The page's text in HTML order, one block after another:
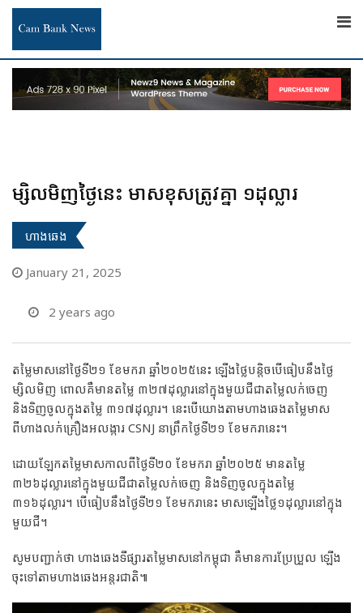
Skip
content
ម្សិលមិញថ្ងៃនេះ មាសខុសត្រូវគ្នា ១ដុល្លារ
ហាងឆេង
January 21, 2025
2 years ago
តម្លៃមាសនៅថ្ងៃទី២១ ខែមករា ឆ្នាំ២០២៥នេះ ឡើងថ្លៃបន្ដិចបើធៀបនឹងថ្ងៃ
ម្សិលមិញ ពោលគឺមានតម្លៃ ៣២៧ដុល្លារនៅក្នុងមួយជីជាតម្លៃលក់ចេញ
និងទិញចូលក្នុងតម្លៃ ៣១៧ដុល្លារ។ នេះបើយោងតាមហាងឆេងតម្លៃមាស
ពីហាងលក់គ្រឿងអលង្ការ CSNJ នាព្រឹកថ្ងៃទី២១ ខែមករានេះ។
ដោយឡែកតម្លៃមាសកាលពីថ្ងៃទី២០ ខែមករា ឆ្នាំ២០២៥ មានតម្លៃ
៣២៦ដុល្លារនៅក្នុងមួយជីជាតម្លៃលក់ចេញ និងទិញចូលក្នុងតម្លៃ
៣១៦ដុល្លារ។ បើធៀបនឹងថ្ងៃទី២១​ ខែមករានេះ មាសឡើងថ្លៃ១ដុល្លារនៅក្នុង
មួយជី។
សូមបញ្ជាក់ថា ហាងឆេងទីផ្សារតម្លៃមាសនៅកម្ពុជា គឺមានការប្រែប្រួល ឡើង
ចុះទៅតាមហាងឆេងអន្តរជាតិ៕